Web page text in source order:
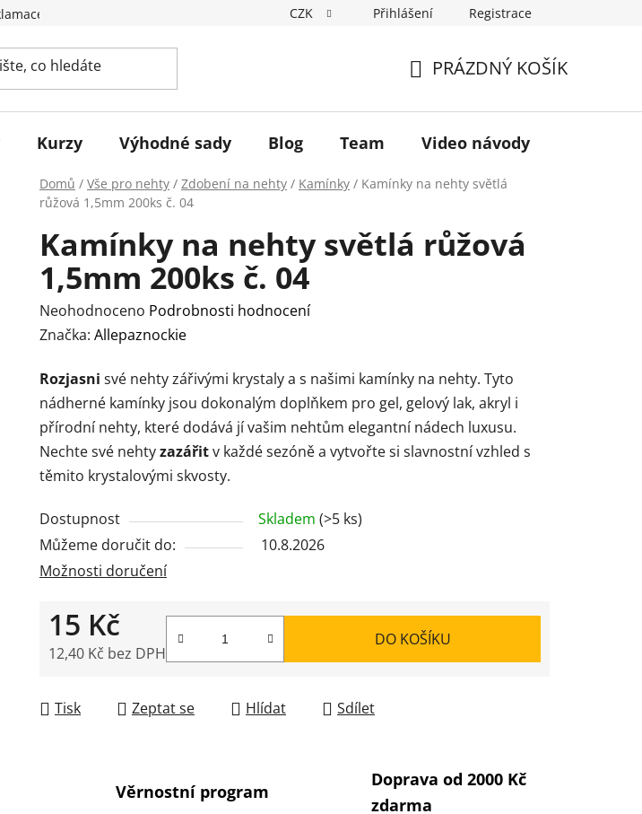
Hodnocení obchodu Podmínky ochrany osobních údajů
CZK Přihlášení Registrace
KOŠÍK
PRÁZDNÝ KOŠÍK
Kurzy Výhodné sady Blog Team Video návody
Domů / Vše pro nehty / Zdobení na nehty / Kamínky / Kamínky na nehty světlá
růžová 1,5mm 200ks č. 04
Kamínky na nehty světlá růžová
1,5mm 200ks č. 04
Průměrné
hodnocení
je
0,0
z
5
hvězdiček.
Neohodnoceno Podrobnosti hodnocení
Značka: Allepaznockie
Rozjasni své nehty zářivými krystaly a s našimi kamínky na nehty. Tyto
nádherné kamínky jsou dokonalým doplňkem pro gel, gelový lak, akryl i
přírodní nehty, které dodává jí vašim nehtům elegantní nádech luxusu.
Nechte své nehtyzazářitv každé sezóně a vytvořte si slavnostní vzhled s
těmito krystalovými skvosty.
Dostupnost Skladem (>5 ks)
Můžeme doručit do:
10.8.2026
Možnosti doručení
15 Kč
12,40 Kč bez DPH
DO KOŠÍKU
Tisk Zeptat se Hlídat Sdílet
Věrnostní program
Doprava od 2000 Kč
zdarma